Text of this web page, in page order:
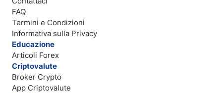
FAQ
Termini e Condizioni
Informativa sulla Privacy
Educazione
Articoli Forex
Criptovalute
Broker Crypto
App Criptovalute